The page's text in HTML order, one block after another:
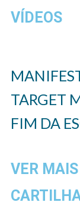
VÍDEOS
TARGET
FIM DA
VER